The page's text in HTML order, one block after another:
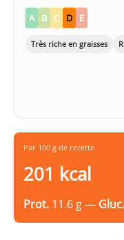
A B C D E
Très riche en graisses
Par 100 g de recette
201 kcal
Prot. 11.6 g — Gluc.